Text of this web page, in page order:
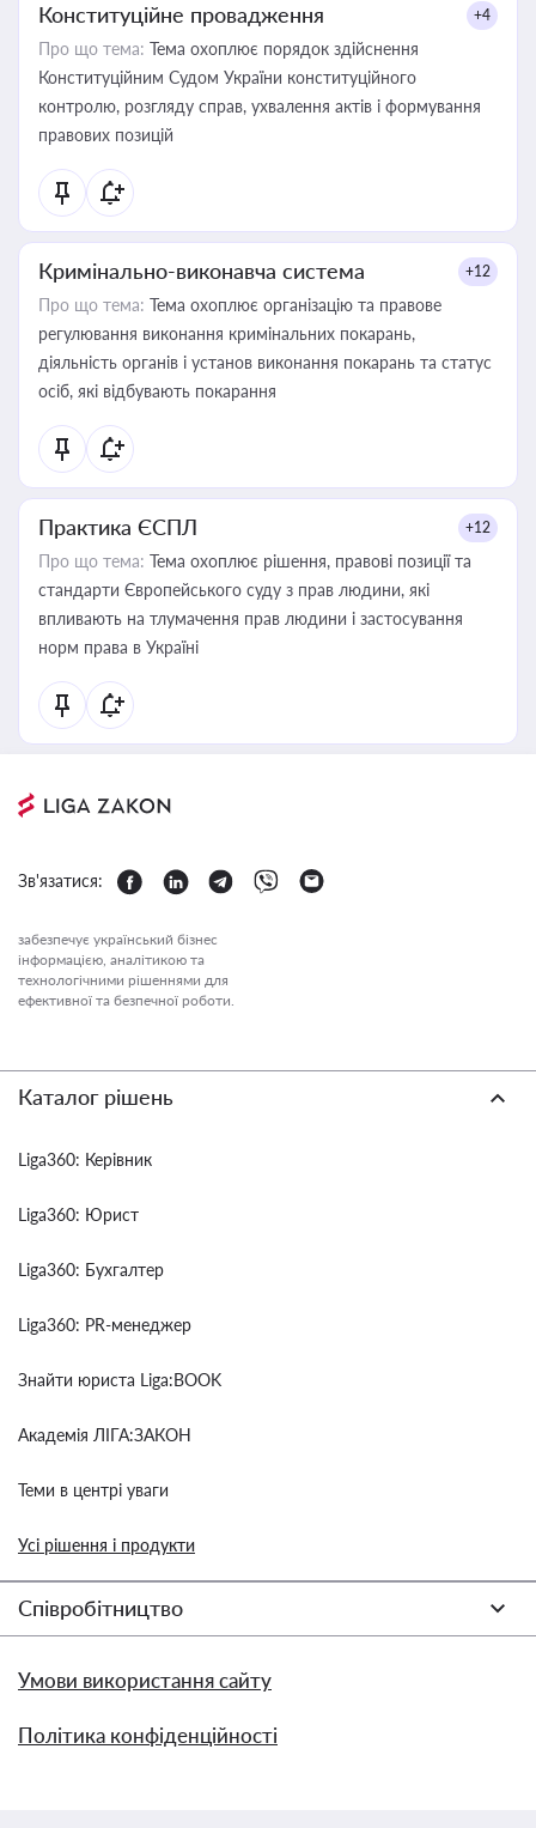
Конституційне провадження +4
Про що тема: Тема охоплює порядок здійснення
Конституційним Судом України конституційного
контролю, розгляду справ, ухвалення актів і формування
правових позицій
Кримінально-виконавча система +12
Про що тема: Тема охоплює організацію та правове
регулювання виконання кримінальних покарань,
діяльність органів і установ виконання покарань та статус
осіб, які відбувають покарання
Практика ЄСПЛ +12
Про що тема: Тема охоплює рішення, правові позиції та
стандарти Європейського суду з прав людини, які
впливають на тлумачення прав людини і застосування
норм права в Україні
Зв'язатися:
забезпечує український бізнес
інформацією, аналітикою та
технологічними рішеннями для
ефективної та безпечної роботи.
Каталог рішень
Liga360: Керівник
Liga360: Юрист
Liga360: Бухгалтер
Liga360: PR-менеджер
Знайти юриста Liga:BOOK
Академія ЛІГА:ЗАКОН
Теми в центрі уваги
Усі рішення і продукти
Співробітництво
Умови використання сайту
Політика конфіденційності